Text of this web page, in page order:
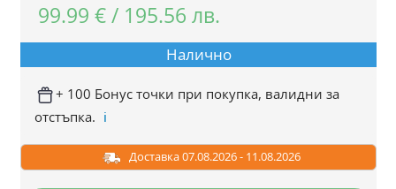
99.99€ / 195.56лв.
Налично
+ 100 Бонус точки при покупка, валидни за
отстъпка. ℹ️
Доставка 07.08.2026 - 11.08.2026